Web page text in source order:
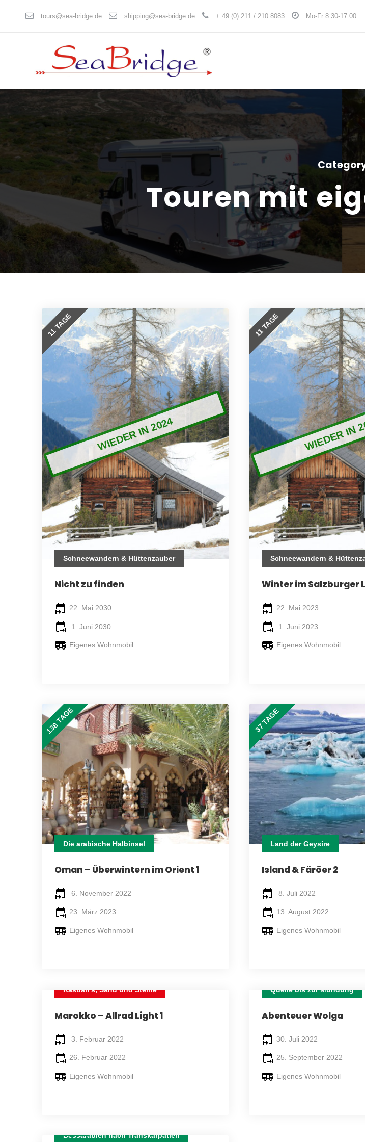
tours@sea-bridge.de shipping@sea-bridge.de + 49 (0) 211 / 210 8083 Mo-Fr 8.30-17.00
Touren mit
WIEDER IN 2024
11 TAGE
Schneewandern & Hüttenzauber
Nicht zu finden
22. Mai 2030
1. Juni 2030
Eigenes Wohnmobil
WIEDER IN
11 TAGE
Schneewandern &
Winter im Salzburger
22. Mai 2023
1. Juni 2023
Eigenes Wohnmobil
138 TAGE
Die arabische Halbinsel
Oman – Überwintern im Orient 1
6. November 2022
23. März 2023
Eigenes Wohnmobil
37 TAGE
Land der Geysire
Island & Färöer 2
8. Juli 2022
13. August 2022
Eigenes Wohnmobil
WIEDER IN 2025
24 TAGE
Kasbah's, Sand und Steine
Marokko – Allrad Light 1
3. Februar 2022
26. Februar 2022
Eigenes Wohnmobil
58 TAGE
Quelle bis zur Mündung
Abenteuer Wolga
30. Juli 2022
25. September 2022
Eigenes Wohnmobil
Bessarabien nach Transkarpatien